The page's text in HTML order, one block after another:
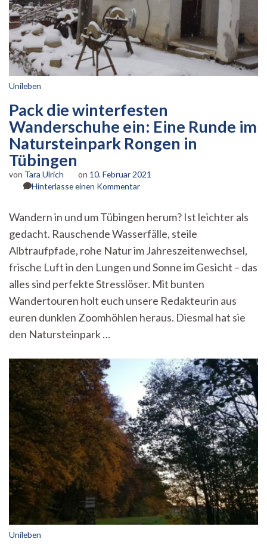
Unileben
Pack die winterfesten
Wanderschuhe ein: Eine Runde im
Natursteinpark Rongen in
Tübingen
von Tara Ulrich on 10. Februar 2021
Hinterlasse einen Kommentarzu
winterfesten
Wanderschuhe
ein:
Eine
Runde
im
Rongen
in
Wandern in und um Tübingen herum? Ist leichter als
gedacht. Rauschende Wasserfälle, steile
Albtraufpfade, rohe Natur im Jahreszeitenwechsel,
frische Luft in den Lungen und Sonne im Gesicht – das
alles sind perfekte Stresslöser. Mit bunten
Wandertouren holt euch unsere Redakteurin aus
euren dunklen Zoomhöhlen heraus. Diesmal hat sie
den Natursteinpark …
Unileben